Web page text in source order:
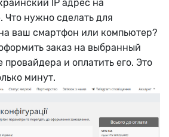
IP адрес на
Что нужно сделать для
ваш смартфон или компьютер?
заказ на выбранный
провайдера и оплатить его. Это
минут.